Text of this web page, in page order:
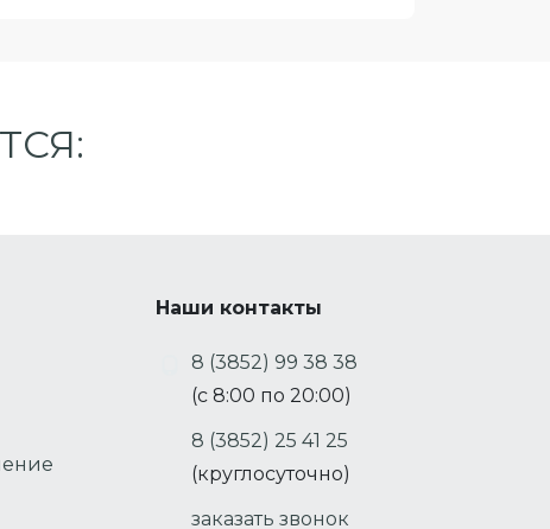
Наши контакты
8 (3852) 99 38 38
(с 8:00 по 20:00)
8 (3852) 25 41 25
(круглосуточно)
заказать звонок